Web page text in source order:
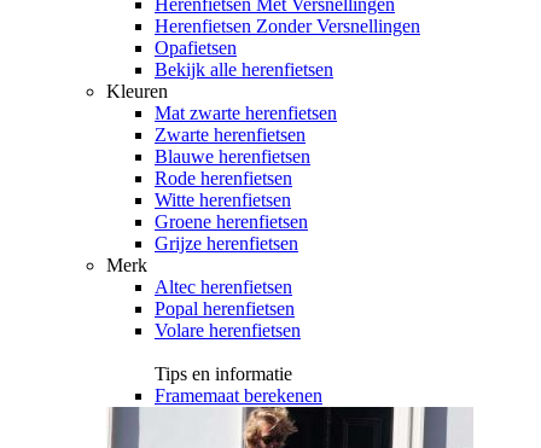
Herenfietsen Met Versnellingen
Herenfietsen Zonder Versnellingen
Opafietsen
Bekijk alle herenfietsen
Kleuren
Mat zwarte herenfietsen
Zwarte herenfietsen
Blauwe herenfietsen
Rode herenfietsen
Witte herenfietsen
Groene herenfietsen
Grijze herenfietsen
Merk
Altec herenfietsen
Popal herenfietsen
Volare herenfietsen
Tips en informatie
Framemaat berekenen